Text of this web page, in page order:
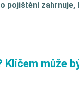
pojištění
Klíčem může